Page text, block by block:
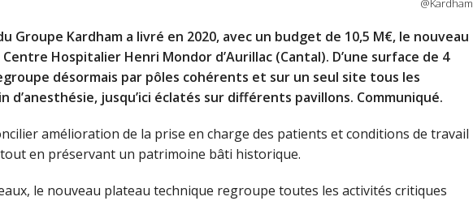
@Kardham
Groupe Kardham a livré en 2020, avec un budget de 10,5 M€, le nouveau
Hospitalier Henri Mondor d’Aurillac (Cantal). D’une surface de 4
désormais par pôles cohérents et sur un seul site tous les
d’anesthésie, jusqu’ici éclatés sur différents pavillons. Communiqué.
amélioration de la prise en charge des patients et conditions de travail
en préservant un patrimoine bâti historique.
le nouveau plateau technique regroupe toutes les activités critiques